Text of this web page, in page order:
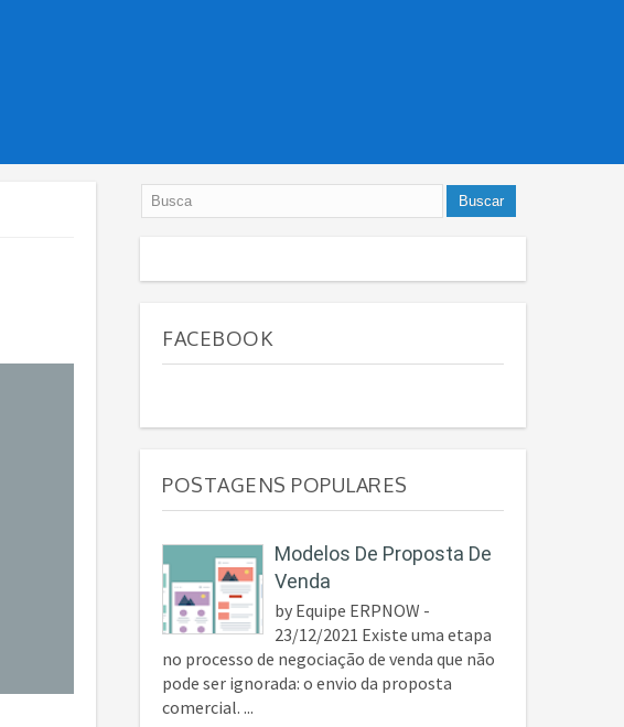
FACEBOOK
POSTAGENS POPULARES
Modelos De Proposta De
Venda
by Equipe ERPNOW -
23/12/2021 Existe uma etapa
no processo de negociação de venda que não
pode ser ignorada: o envio da proposta
comercial. ...